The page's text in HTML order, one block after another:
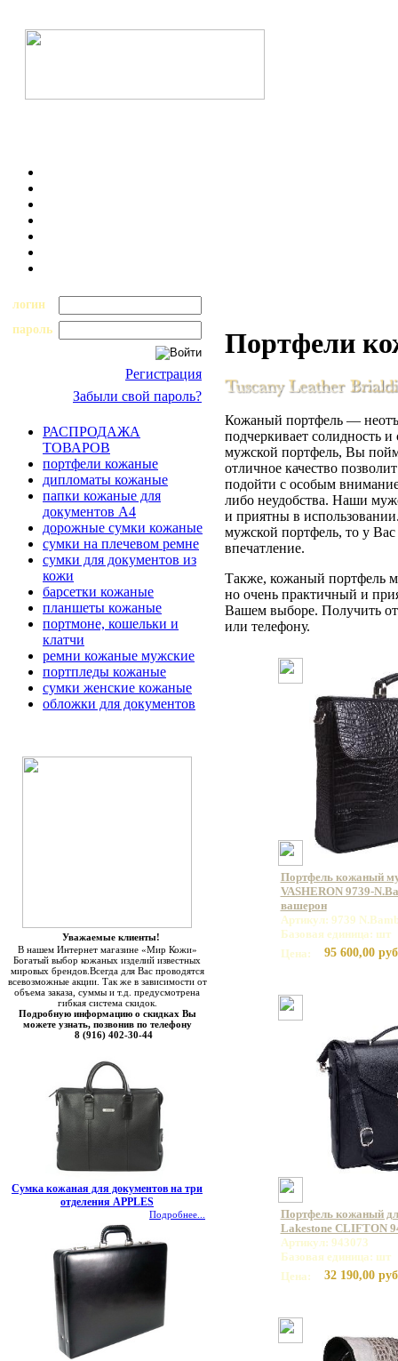
логин
пароль
Регистрация
Забыли свой пароль?
РАСПРОДАЖА
ТОВАРОВ
портфели кожаные
дипломаты кожаные
папки кожаные для
документов А4
дорожные сумки кожаные
сумки на плечевом ремне
сумки для документов из
кожи
барсетки кожаные
планшеты кожаные
портмоне, кошельки и
клатчи
ремни кожаные мужские
портпледы кожаные
сумки женские кожаные
обложки для документов
Уважаемые клиенты!
В нашем Интернет магазине «Мир Кожи»
Богатый выбор кожаных изделий известных
мировых брендов.Всегда для Вас проводятся
всевозможные акции. Так же в зависимости от
объема заказа, суммы и т.д. предусмотрена
гибкая система скидок.
Подробную информацию о скидках Вы
можете узнать, позвонив по телефону
8 (916) 402-30-44
Сумка кожаная для документов на три
отделения APPLES
Подробнее...
Портфели
Кожаный портфель —
подчеркивает солидность
мужской портфель, Вы
отличное качество
подойти с особым
либо неудобства. Наши
и приятны в
мужской портфель, то у Вас
впечатление.
Также, кожаный портфель
но очень практичный и
Вашем выборе. Получить
или телефону.
Портфель кожаный
VASHERON 9739-
вашерон
Артикул: 9739
Базовая единица: шт
Цена:
95 600,00
Портфель кожаный
Lakestone CLIFTON
Артикул: 943073
Базовая единица: шт
Цена:
32 190,00